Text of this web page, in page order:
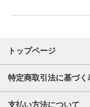
トップページ
特定商取引法に基づく
支払い方法について